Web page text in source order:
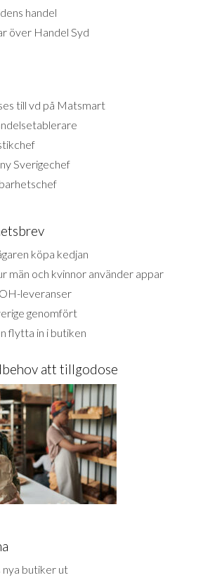
handel
över Handel Syd
till vd på Matsmart
Sverigechef
köpa kedjan
män och kvinnor använder appar
leveranser
genomfört
flytta in i butiken
att tillgodose
nya butiker ut